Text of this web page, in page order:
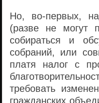
Но, во-первых,
(разве не могут
собираться и
собраний, или
платя налог с
требовать
гражданских